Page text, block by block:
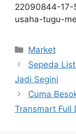
22090844-17-
usaha-tugu-
Kategori
Market
Sepeda
Jadi Segini
Cuma
Transmart Full